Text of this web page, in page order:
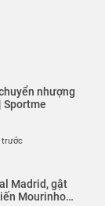
tức, hậu
sao thể thao
Nguồn thông tin
và được chính
nhượng
Sportme
trước
Madrid, gật
Mourinho